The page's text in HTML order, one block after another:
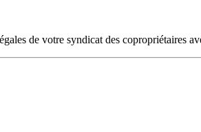
de votre syndicat des copropriétaires